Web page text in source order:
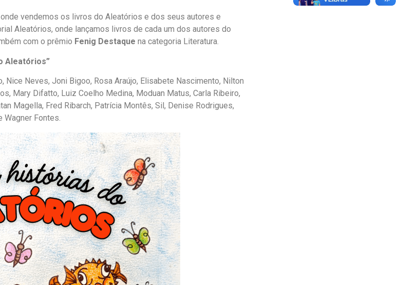
vendemos os livros do Aleatórios e dos seus autores e
Aleatórios, onde lançamos livros de cada um dos autores do
com o prêmio Fenig Destaque na categoria Literatura.
Aleatórios”
Nice Neves, Joni Bigoo, Rosa Araújo, Elisabete Nascimento, Nilton
Mary Difatto, Luiz Coelho Medina, Moduan Matus, Carla Ribeiro,
Magella, Fred Ribarch, Patrícia Montês, Sil, Denise Rodrigues,
Wagner Fontes.